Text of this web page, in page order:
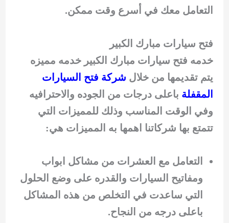
التعامل معك في أسرع وقت ممكن.
فتح سيارات مبارك الكبير
خدمه فتح سيارات مبارك الكبير خدمه مميزه
يتم تقديمها من خلال شركة فتح السيارات
المقفلة باعلى درجات من الجوده والاحترافيه
وفي الوقت المناسب وذلك للمميزات التي
تتمتع بها شركاتنا اهمها به المميزات هي:
التعامل مع العشرات من مشاكل ابواب
ومفاتيح السيارات والقدره على وضع الحلول
التي ساعدت في التخلص من هذه المشاكل
باعلى درجه من النجاح.